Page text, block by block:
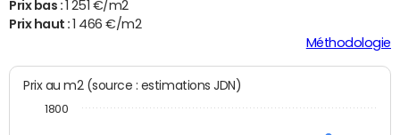
Prix bas : 1 251 €/m2
Prix haut :1 466 €/m2
Méthodologie
Prix au m2 (source : estimations JDN)
1800